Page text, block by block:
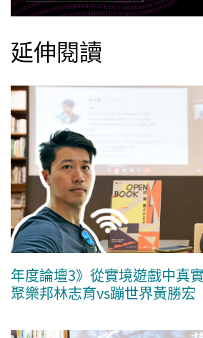
延伸閱讀
年度論壇3》從實境遊戲中真
聚樂邦林志育vs蹦世界黃勝宏